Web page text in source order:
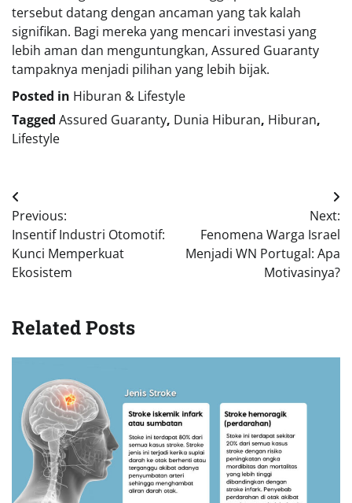
tersebut datang dengan ancaman yang tak kalah
signifikan. Bagi mereka yang mencari investasi yang
lebih aman dan menguntungkan, Assured Guaranty
tampaknya menjadi pilihan yang lebih bijak.
Posted in Hiburan & Lifestyle
Tagged Assured Guaranty, Dunia Hiburan, Hiburan,
Lifestyle
Navigasi
pos
Previous:
Insentif Industri Otomotif:
Kunci Memperkuat
Ekosistem
Next:
Fenomena Warga Israel
Menjadi WN Portugal: Apa
Motivasinya?
Related Posts